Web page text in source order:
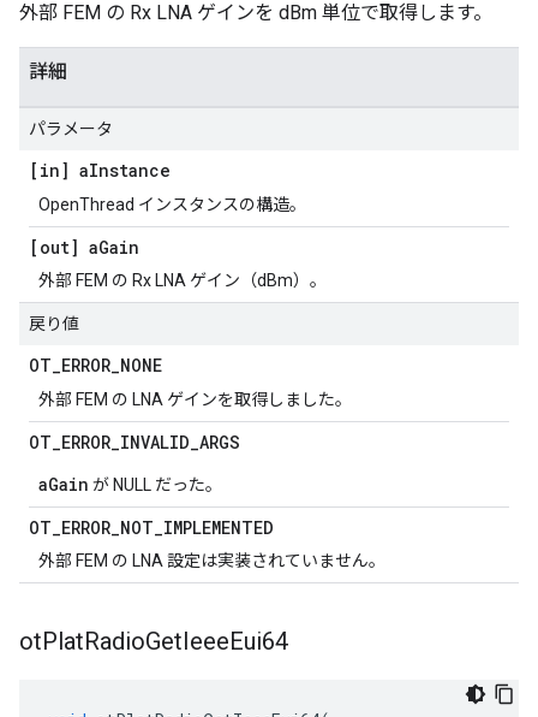
外部 FEM の Rx LNA ゲインを dBm 単位で取得します。
詳細
パラメータ
[in] aInstance
OpenThread インスタンスの構造。
[out] aGain
外部 FEM の Rx LNA ゲイン（dBm）。
戻り値
OT_ERROR_NONE
外部 FEM の LNA ゲインを取得しました。
OT_ERROR_INVALID_ARGS
aGain が NULL だった。
OT_ERROR_NOT_IMPLEMENTED
外部 FEM の LNA 設定は実装されていません。
otPlatRadioGetIeeeEui64